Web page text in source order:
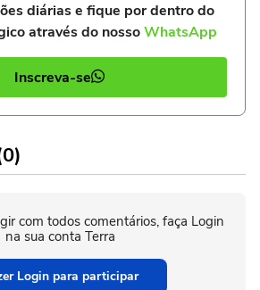
diárias e fique por dentro do
através do nossoWhatsApp
Inscreva-se
com todos comentários, faça Login
na sua conta Terra
Login para participar